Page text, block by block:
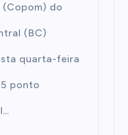
do
(BC)
quarta-feira
ponto